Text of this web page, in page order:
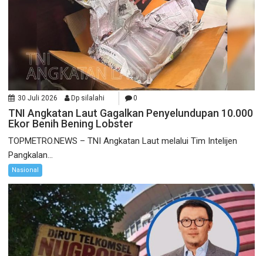
30 Juli 2026 Dp silalahi 0
TNI Angkatan Laut Gagalkan Penyelundupan 10.000
Ekor Benih Bening Lobster
TOPMETRO.NEWS – TNI Angkatan Laut melalui Tim Intelijen
Pangkalan...
Nasional